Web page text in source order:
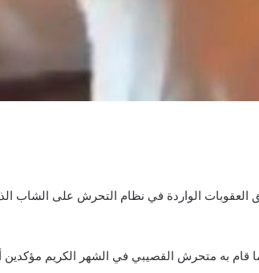
العقوبات الواردة في نظام التحرش على الشاب
قام به متحرش القصيبي في الشهر الكريم